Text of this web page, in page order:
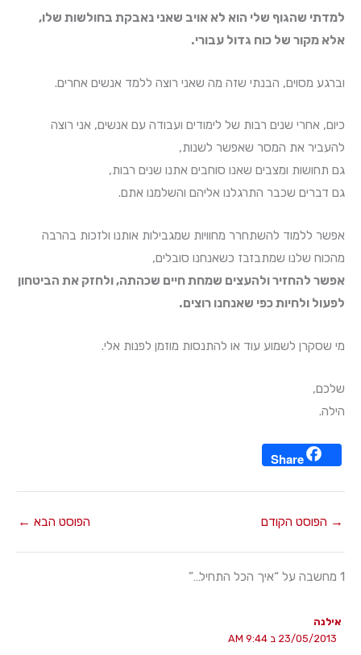
למדתי שהגוף שלי הוא לא אויב שאני נאבקת בחולשות שלו,
אלא מקור של כוח גדול עבורי.
וברגע מסוים, הבנתי שזה מה שאני רוצה ללמד אנשים אחרים.
כיום, אחרי שנים רבות של לימודים ועבודה עם אנשים, אני רוצה
להעביר את המסר שאפשר לשנות,
גם תחושות ומצבים שאנו סוחבים אתנו שנים רבות,
גם דברים שכבר התרגלנו אליהם והשלמנו אתם.
אפשר ללמוד להשתחרר מחוויות שמגבילות אותנו ולזכות בהרבה
מהכוח שלנו שמתבזבז כשאנחנו סובלים,
אפשר להחזיר ולהעצים שמחת חיים שכהתה, ולחזק את הביטחון
לפעול ולחיות כפי שאנחנו רוצים.
מי שסקרן לשמוע עוד או להתנסות מוזמן לפנות אלי.
שלכם,
הילה.
Share
→ הפוסט הקודם הפוסט הבא ←
1 מחשבה על “איך הכל התחיל…”
אילנה
23/05/2013 ב 9:44 AM